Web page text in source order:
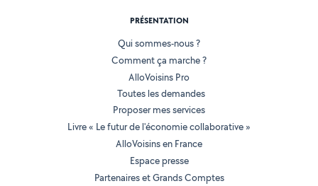
PRÉSENTATION
Qui sommes-nous ?
Comment ça marche ?
AlloVoisins Pro
Toutes les demandes
Proposer mes services
Livre « Le futur de l'économie collaborative »
AlloVoisins en France
Espace presse
Partenaires et Grands Comptes